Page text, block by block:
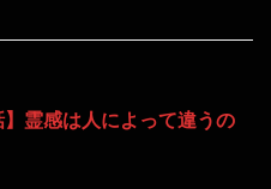
】霊感は人によって違うの